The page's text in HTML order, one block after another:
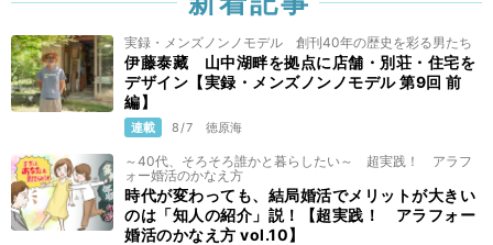
実録・メンズノンノモデル 創刊40年の歴史を彩る男たち
伊藤泰藏 山中湖畔を拠点に店舗・別荘・住宅を
デザイン【実録・メンズノンノモデル 第9回 前
編】
連載 8/7 徳原海
～40代、そろそろ誰かと暮らしたい～ 超実践！ アラフ
ォー婚活のかなえ方
時代が変わっても、結局婚活でメリットが大きい
のは「知人の紹介」説！【超実践！ アラフォー
婚活のかなえ方 vol.10】